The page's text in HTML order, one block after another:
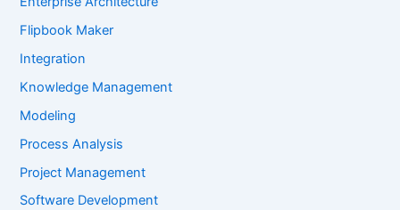
Flipbook Maker
Integration
Knowledge Management
Modeling
Process Analysis
Project Management
Software Development